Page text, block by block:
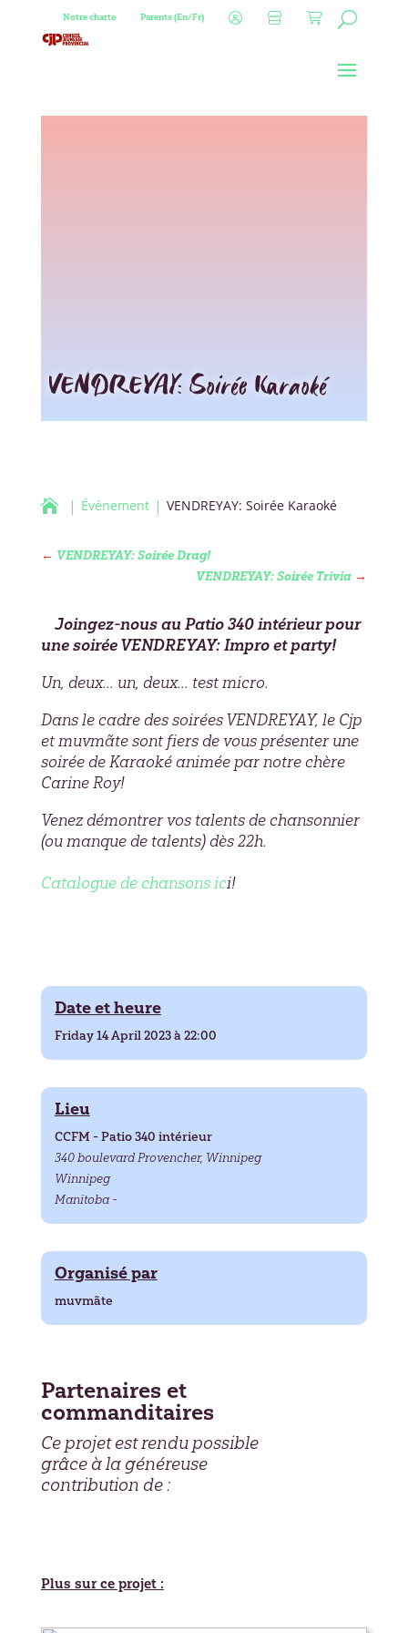
Notre charte Parents (En/Fr)
VENDREYAY: Soirée Karaoké
 Événement VENDREYAY: Soirée Karaoké
← VENDREYAY: Soirée Drag!
VENDREYAY: Soirée Trivia →
Joingez-nous au Patio 340 intérieur pour
une soirée VENDREYAY: Impro et party!
Un, deux… un, deux… test micro.
Dans le cadre des soirées VENDREYAY, le Cjp
et muvmãte sont fiers de vous présenter une
soirée de Karaoké animée par notre chère
Carine Roy!
Venez démontrer vos talents de chansonnier
(ou manque de talents) dès 22h.
Catalogue de chansons ici!
Date et heure
Friday 14 April 2023 à 22:00
Lieu
CCFM - Patio 340 intérieur
340 boulevard Provencher, Winnipeg
Winnipeg
Manitoba -
Organisé par
muvmãte
Partenaires et
commanditaires
Ce projet est rendu possible
grâce à la généreuse
contribution de :
Plus sur ce projet :